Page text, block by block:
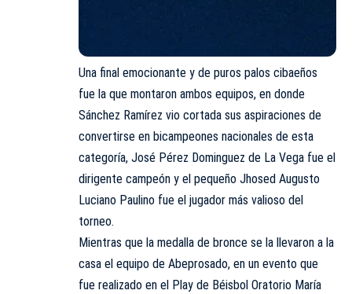
Una final emocionante y de puros palos cibaeños
fue la que montaron ambos equipos, en donde
Sánchez Ramírez vio cortada sus aspiraciones de
convertirse en bicampeones nacionales de esta
categoría, José Pérez Dominguez de La Vega fue el
dirigente campeón y el pequeño Jhosed Augusto
Luciano Paulino fue el jugador más valioso del
torneo.
Mientras que la medalla de bronce se la llevaron a la
casa el equipo de Abeprosado, en un evento que
fue realizado en el Play de Béisbol Oratorio María